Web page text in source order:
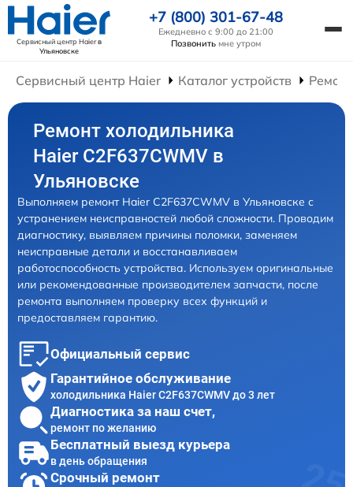
Сервисный центр Haierв
Ульяновске
+7 (800) 301-67-48
Ежедневно с 9:00 до 21:00
Позвонить мне утром
Сервисный центр Haier Каталог устройств
Ремонт холодильника
Haier C2F637CWMV в
Ульяновске
Выполняем ремонт Haier C2F637CWMV в Ульяновске с
устранением неисправностей любой сложности. Проводим
диагностику, выявляем причины поломки, заменяем
неисправные детали и восстанавливаем
работоспособность устройства. Используем оригинальные
или рекомендованные производителем запчасти, после
ремонта выполняем проверку всех функций и
предоставляем гарантию.
Официальный сервис
Гарантийное обслуживание
холодильника Haier C2F637CWMV до 3 лет
Диагностика за наш счет,
ремонт по желанию
Бесплатный выезд курьера
в день обращения
Срочный ремонт